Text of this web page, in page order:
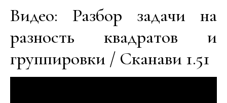
Видео: Разбор задачи на
разность квадратов и
группировки / Сканави 1.51